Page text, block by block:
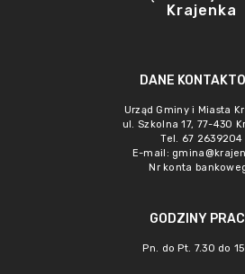
Krajenka
DANE
Urząd Gminy i Miasta
ul. Szkolna 17, 77-430
Tel. 67 2639204
E-mail:
Nr konta
GODZINY
Pn. do Pt. 7.30 do